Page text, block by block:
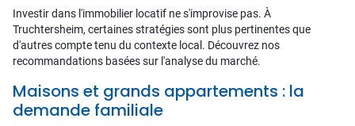
Investir dans l'immobilier locatif ne s'improvise pas. À
Truchtersheim, certaines stratégies sont plus pertinentes que
d'autres compte tenu du contexte local. Découvrez nos
recommandations basées sur l'analyse du marché.
Maisons et grands appartements : la
demande familiale